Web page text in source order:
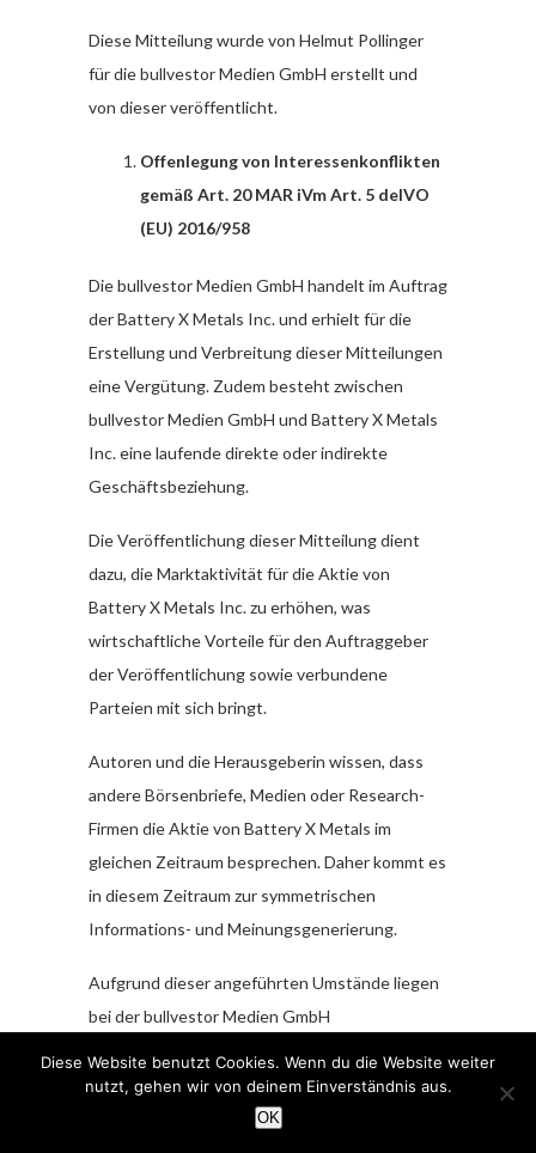
Diese Mitteilung wurde von Helmut Pollinger
für die bullvestor Medien GmbH erstellt und
von dieser veröffentlicht.
Offenlegung von Interessenkonflikten
gemäß Art. 20 MAR iVm Art. 5 delVO
(EU) 2016/958
Die bullvestor Medien GmbH handelt im Auftrag
der Battery X Metals Inc. und erhielt für die
Erstellung und Verbreitung dieser Mitteilungen
eine Vergütung. Zudem besteht zwischen
bullvestor Medien GmbH und Battery X Metals
Inc. eine laufende direkte oder indirekte
Geschäftsbeziehung.
Die Veröffentlichung dieser Mitteilung dient
dazu, die Marktaktivität für die Aktie von
Battery X Metals Inc. zu erhöhen, was
wirtschaftliche Vorteile für den Auftraggeber
der Veröffentlichung sowie verbundene
Parteien mit sich bringt.
Autoren und die Herausgeberin wissen, dass
andere Börsenbriefe, Medien oder Research-
Firmen die Aktie von Battery X Metals im
gleichen Zeitraum besprechen. Daher kommt es
in diesem Zeitraum zur symmetrischen
Informations- und Meinungsgenerierung.
Aufgrund dieser angeführten Umstände liegen
bei der bullvestor Medien GmbH
Objektivität der veröffentlichten Mitteilung
nicht zugesichert werden kann. Anleger sollten
Diese Website benutzt Cookies. Wenn du die Website weiter
nutzt, gehen wir von deinem Einverständnis aus.
OK